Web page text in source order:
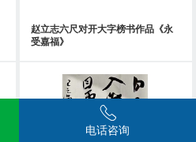
赵立志六尺对开大字榜书作品《永
受嘉福》
电话咨询